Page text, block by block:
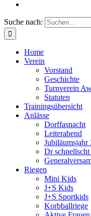
Suche nach:
Home
Verein
Vorstand
Geschichte
Turnverein
Statuten
Trainingsübersicht
Anlässe
Dorffasnacht
Leiterabend
Jubiläumsjahr
Dr
Riegen
Mini Kids
J+S Kids
J+S Sportkids
Korbballriege